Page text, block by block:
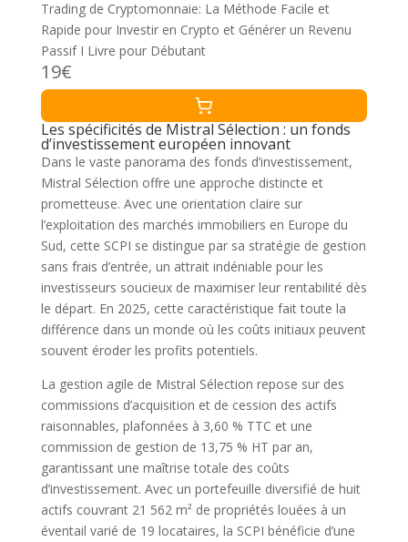
Trading de Cryptomonnaie: La Méthode Facile et
Rapide pour Investir en Crypto et Générer un Revenu
Passif I Livre pour Débutant
19€
Les spécificités de Mistral Sélection : un fonds
d’investissement européen innovant
Dans le vaste panorama des fonds d’investissement,
Mistral Sélection offre une approche distincte et
prometteuse. Avec une orientation claire sur
l’exploitation des marchés immobiliers en Europe du
Sud, cette SCPI se distingue par sa stratégie de gestion
sans frais d’entrée, un attrait indéniable pour les
investisseurs soucieux de maximiser leur rentabilité dès
le départ. En 2025, cette caractéristique fait toute la
différence dans un monde où les coûts initiaux peuvent
souvent éroder les profits potentiels.
La gestion agile de Mistral Sélection repose sur des
commissions d’acquisition et de cession des actifs
raisonnables, plafonnées à 3,60 % TTC et une
commission de gestion de 13,75 % HT par an,
garantissant une maîtrise totale des coûts
d’investissement. Avec un portefeuille diversifié de huit
actifs couvrant 21 562 m² de propriétés louées à un
éventail varié de 19 locataires, la SCPI bénéficie d’une